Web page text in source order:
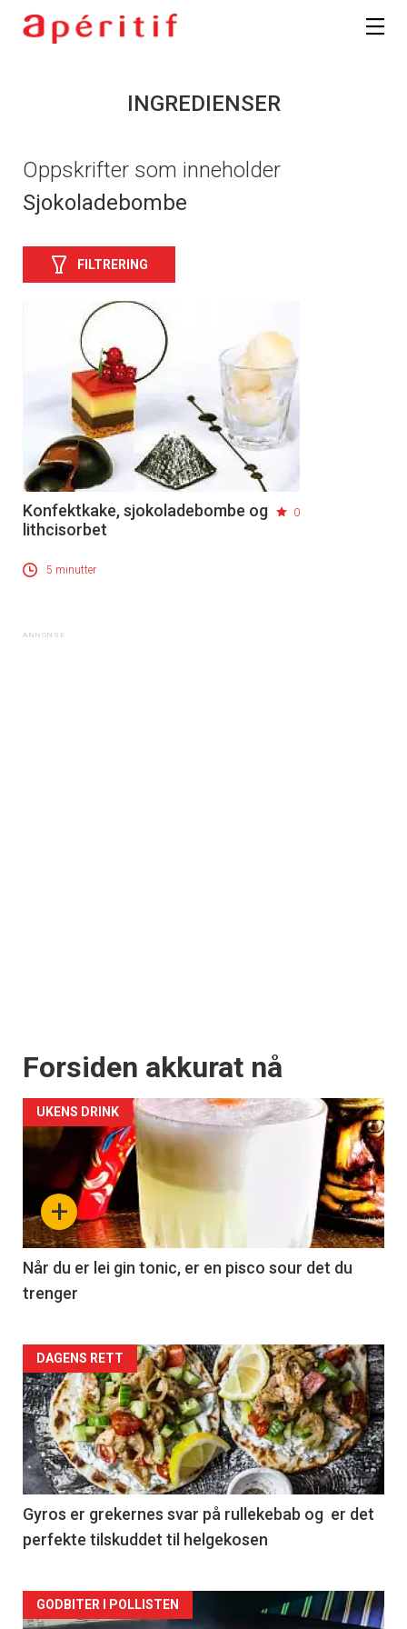
INGREDIENSER
Oppskrifter som inneholder
Sjokoladebombe
FILTRERING
Konfektkake, sjokoladebombe og
lithcisorbet
0
5 minutter
Forsiden akkurat nå
+
UKENS DRINK
Når du er lei gin tonic, er en pisco sour det du
trenger
Forsiden
akkurat
nå
-
2
DAGENS RETT
Gyros er grekernes svar på rullekebab og er det
perfekte tilskuddet til helgekosen
Forsiden
GODBITER I POLLISTEN